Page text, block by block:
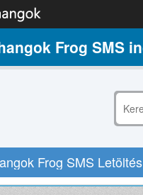
Frog SMS
Frog SMS Letöltés